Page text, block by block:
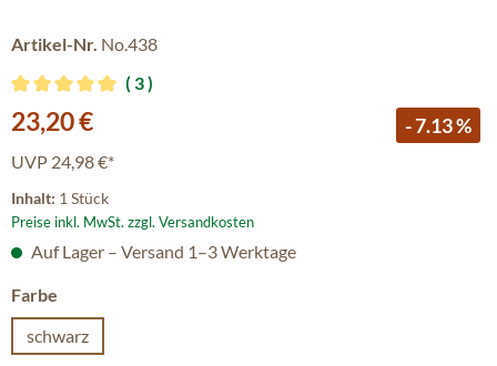
Artikel-Nr. No.438
Durchschnittliche Bewertung von 5 von 5 Sternen
3
Verkaufspreis:
23,20 € - 7.13 %
UVP 24,98 €*
Inhalt: 1 Stück
Preise inkl. MwSt. zzgl. Versandkosten
Auf Lager – Versand 1–3 Werktage
Farbe
schwarz